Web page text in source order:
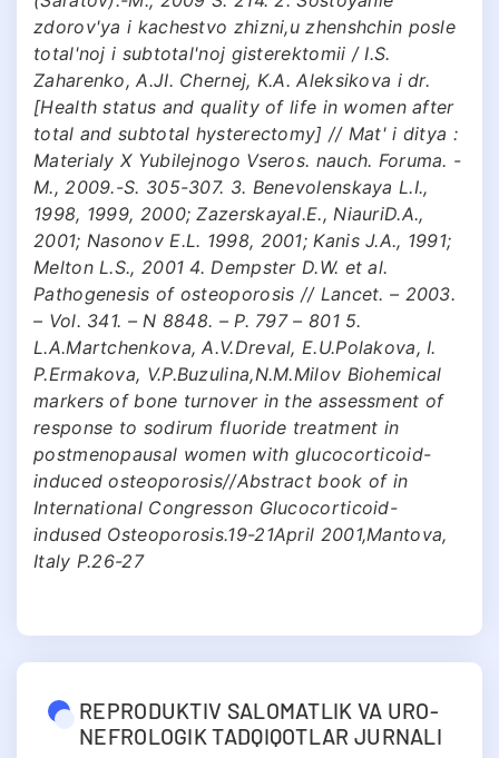
zdorov'ya i kachestvo zhizni,u zhenshchin posle
total'noj i subtotal'noj gisterektomii / I.S.
Zaharenko, A.JI. Chernej, K.A. Aleksikova i dr.
[Health status and quality of life in women after
total and subtotal hysterectomy] // Mat' i ditya :
Materialy X Yubilejnogo Vseros. nauch. Foruma. -
M., 2009.-S. 305-307. 3. Benevolenskaya L.I.,
1998, 1999, 2000; ZazerskayaI.E., NiauriD.A.,
2001; Nasonov E.L. 1998, 2001; Kanis J.A., 1991;
Melton L.S., 2001 4. Dempster D.W. et al.
Pathogenesis of osteoporosis // Lancet. – 2003.
– Vol. 341. – N 8848. – P. 797 – 801 5.
L.A.Martchenkova, A.V.Dreval, E.U.Polakova, I.
P.Ermakova, V.P.Buzulina,N.M.Milov Biohemical
markers of bone turnover in the assessment of
response to sodirum fluoride treatment in
postmenopausal women with glucocorticoid-
induced osteoporosis//Abstract book of in
International Congresson Glucocorticoid-
indused Osteoporosis.19-21April 2001,Mantova,
Italy P.26-27
REPRODUKTIV SALOMATLIK VA URO-
NEFROLOGIK TADQIQOTLAR JURNALI